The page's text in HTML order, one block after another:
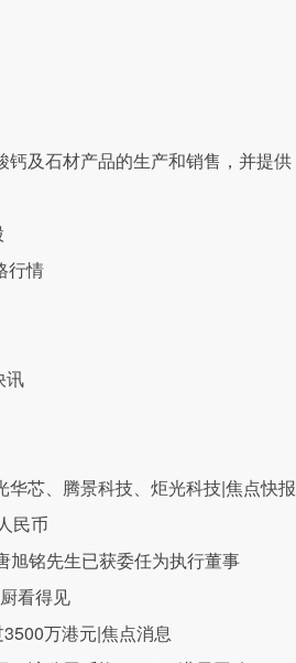
及石材产品的生产和销售，并提供
行情
讯
芯、腾景科技、炬光科技|焦点快报
民币
旭铭先生已获委任为执行董事
看得见
万港元|焦点消息